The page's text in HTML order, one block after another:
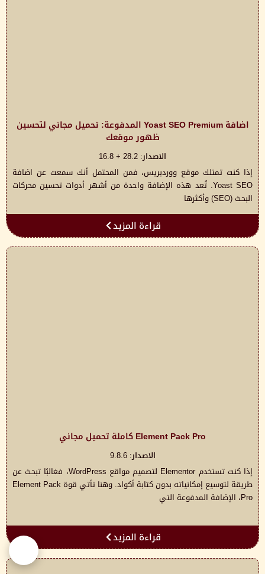
اضافة Yoast SEO Premium المدفوعة: تحميل مجاني لتحسين
ظهور موقعك
الاصدار: 28.2 + 16.8
إذا كنت تمتلك موقع ووردبريس، فمن المحتمل أنك سمعت عن اضافة
Yoast SEO. تُعد هذه الإضافة واحدة من أشهر أدوات تحسين محركات
البحث (SEO) وأكثرها
قراءة المزيد
Element Pack Pro كاملة تحميل مجاني
الاصدار: 9.8.6
إذا كنت تستخدم Elementor لتصميم مواقع WordPress، فغالبًا تبحث عن
طريقة لتوسيع إمكانياته بدون كتابة أكواد. وهنا تأتي قوة Element Pack
Pro، الإضافة المدفوعة التي
قراءة المزيد